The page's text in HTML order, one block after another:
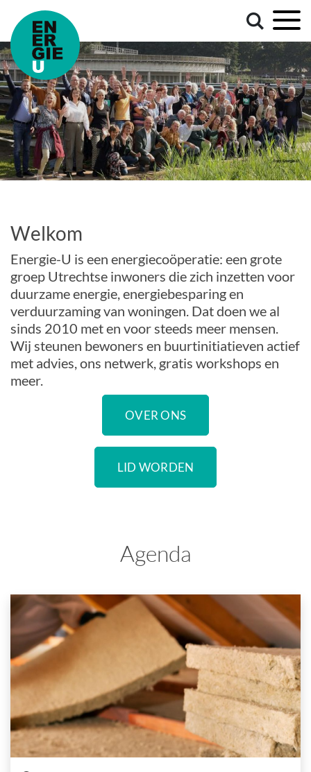
Welkom
Energie-U is een energiecoöperatie: een grote
groep Utrechtse inwoners die zich inzetten voor
duurzame energie, energiebesparing en
verduurzaming van woningen. Dat doen we al
sinds 2010 met en voor steeds meer mensen.
Wij steunen bewoners en buurtinitiatieven actief
met advies, ons netwerk, gratis workshops en
meer.
OVER ONS
LID WORDEN
Agenda